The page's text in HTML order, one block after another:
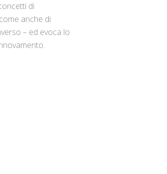
di
anche di
– ed evoca lo